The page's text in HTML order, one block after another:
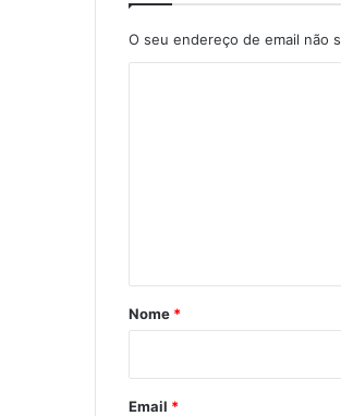
O seu endereço de email não
r
*
Nome *
Email *